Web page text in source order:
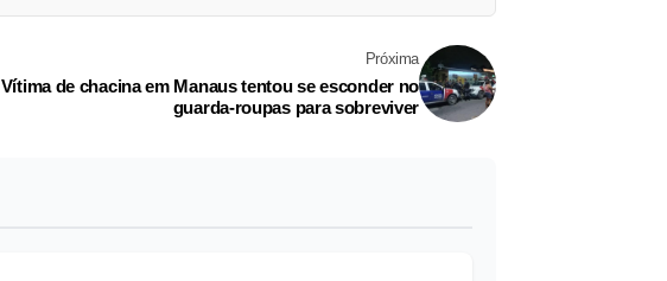
Próxima
Vítima de chacina em Manaus tentou se esconder no
guarda-roupas para sobreviver